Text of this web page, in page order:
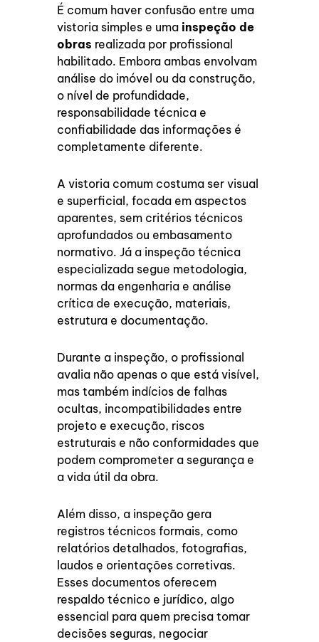
É comum haver confusão entre uma
vistoria simples e uma inspeção de
obras realizada por profissional
habilitado. Embora ambas envolvam
análise do imóvel ou da construção,
o nível de profundidade,
responsabilidade técnica e
confiabilidade das informações é
completamente diferente.
A vistoria comum costuma ser visual
e superficial, focada em aspectos
aparentes, sem critérios técnicos
aprofundados ou embasamento
normativo. Já a inspeção técnica
especializada segue metodologia,
normas da engenharia e análise
crítica de execução, materiais,
estrutura e documentação.
Durante a inspeção, o profissional
avalia não apenas o que está visível,
mas também indícios de falhas
ocultas, incompatibilidades entre
projeto e execução, riscos
estruturais e não conformidades que
podem comprometer a segurança e
a vida útil da obra.
Além disso, a inspeção gera
registros técnicos formais, como
relatórios detalhados, fotografias,
laudos e orientações corretivas.
Esses documentos oferecem
respaldo técnico e jurídico, algo
essencial para quem precisa tomar
decisões seguras, negociar